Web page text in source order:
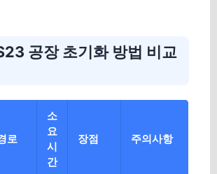
공장 초기화 방법 비교
로
소
요
시
간
장점 주의사항